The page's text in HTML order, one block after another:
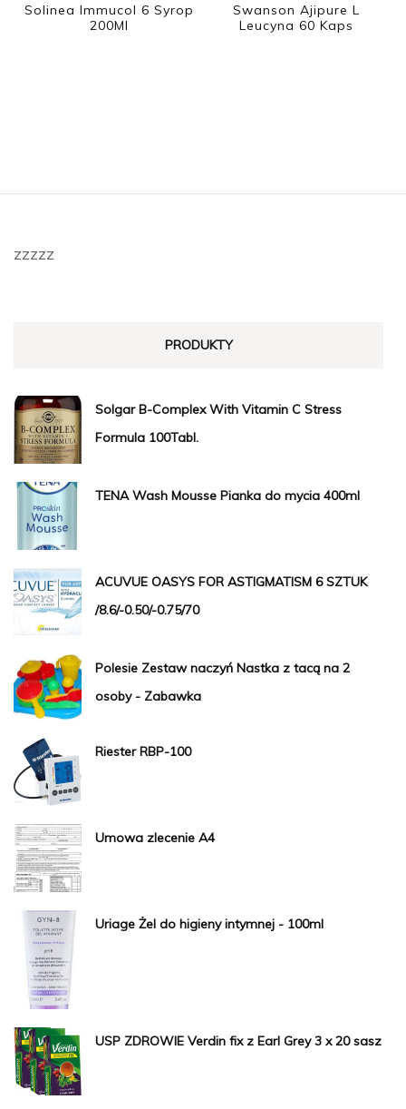
Solinea Immucol 6 Syrop
200Ml
Swanson Ajipure L
Leucyna 60 Kaps
zzzzz
PRODUKTY
Solgar B-Complex With Vitamin C Stress
Formula 100Tabl.
TENA Wash Mousse Pianka do mycia 400ml
ACUVUE OASYS FOR ASTIGMATISM 6 SZTUK
/8.6/-0.50/-0.75/70
Polesie Zestaw naczyń Nastka z tacą na 2
osoby - Zabawka
Riester RBP-100
Umowa zlecenie A4
Uriage Żel do higieny intymnej - 100ml
USP ZDROWIE Verdin fix z Earl Grey 3 x 20 sasz